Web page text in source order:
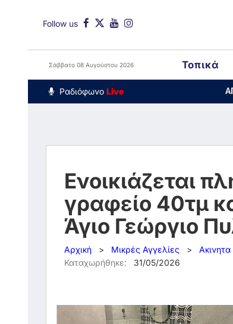
Follow us
Σάββατο 08 Αυγούστου 2026 Τοπικά
Around
Ραδιόφωνο Live
Ενοικιάζεται
γραφείο 40τμ
Άγιο Γεώργιο
Αρχική > Μικρές Αγγελίες > Ακινητα
Καταχωρήθηκε:
31/05/2026